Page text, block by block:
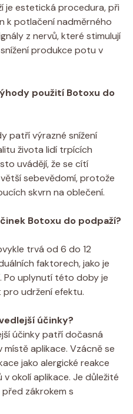
je​ estetická ⁢procedura, při
k potlačení nadměrného
z nervů, které⁣ stimulují
produkce potu v
použití Botoxu‌ do
patří⁢ výrazné‌ snížení
života ⁤lidí‍ trpících
uvádějí, ​že‌ se cítí
sebevědomí, protože⁤
skvrn na oblečení.
Botoxu⁣ do podpaží?
trvá‌ od ⁣6 do 12
faktorech, jako je
Po⁣ uplynutí této ⁢doby je
udržení efektu.
účinky?
účinky patří dočasná
‌aplikace. Vzácně se
jako ⁢alergické ⁢reakce
okolí aplikace. Je důležité
zákrokem s